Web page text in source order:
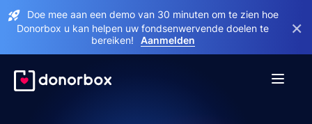
Doe mee aan een demo van 30 minuten om te zien hoe
Donorbox u kan helpen uw fondsenwervende doelen te
bereiken!
Aanmelden
×